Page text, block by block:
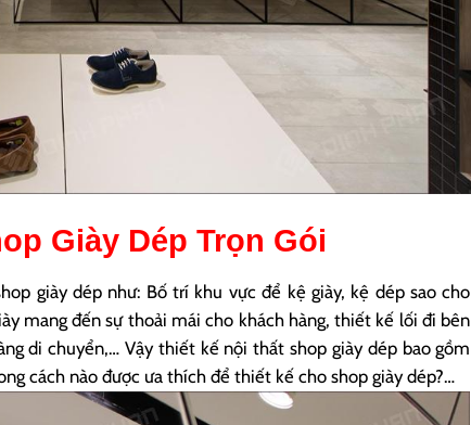
Giày Dép Trọn Gói
giày dép như: Bố trí khu vực để kệ giày, kệ dép sao cho
mang đến sự thoải mái cho khách hàng, thiết kế lối đi bên
di chuyển,… Vậy thiết kế nội thất shop giày dép bao gồm
cách nào được ưa thích để thiết kế cho shop giày dép?…